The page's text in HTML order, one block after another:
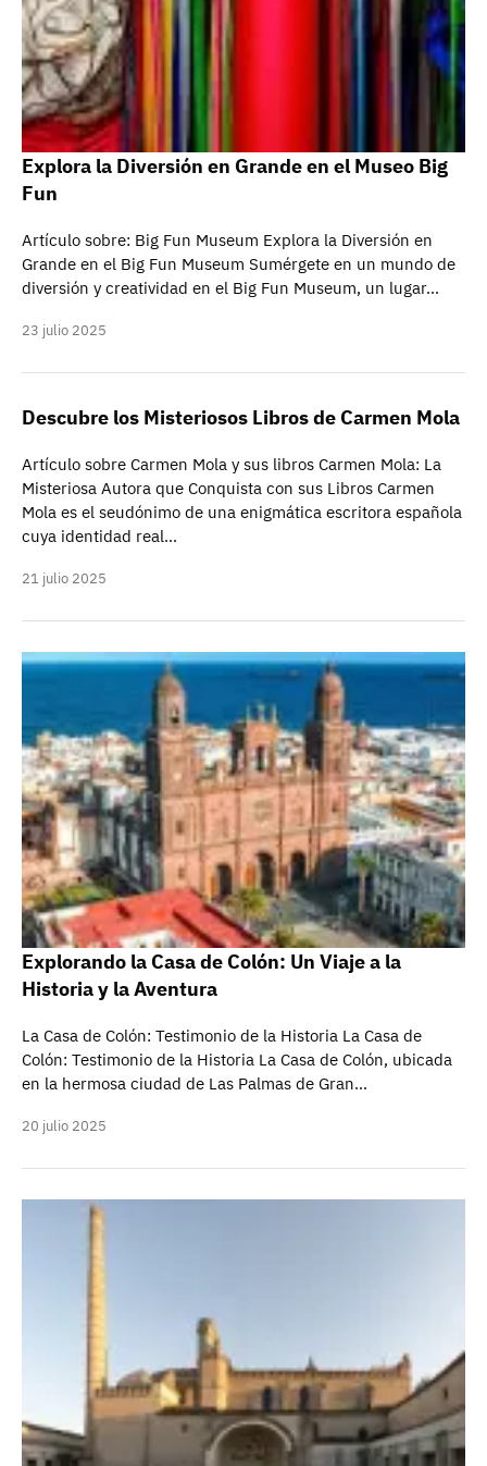
Explora la Diversión en Grande en el Museo Big
Fun
Artículo sobre: Big Fun Museum Explora la Diversión en
Grande en el Big Fun Museum Sumérgete en un mundo de
diversión y creatividad en el Big Fun Museum, un lugar…
23 julio 2025
Descubre los Misteriosos Libros de Carmen Mola
Artículo sobre Carmen Mola y sus libros Carmen Mola: La
Misteriosa Autora que Conquista con sus Libros Carmen
Mola es el seudónimo de una enigmática escritora española
cuya identidad real…
21 julio 2025
Explorando la Casa de Colón: Un Viaje a la
Historia y la Aventura
La Casa de Colón: Testimonio de la Historia La Casa de
Colón: Testimonio de la Historia La Casa de Colón, ubicada
en la hermosa ciudad de Las Palmas de Gran…
20 julio 2025